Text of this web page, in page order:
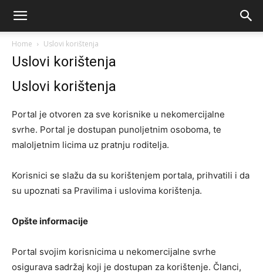
Home Uslovi korištenja
Uslovi korištenja
Uslovi korištenja
Portal je otvoren za sve korisnike u nekomercijalne
svrhe. Portal je dostupan punoljetnim osoboma, te
maloljetnim licima uz pratnju roditelja.
Korisnici se slažu da su korištenjem portala, prihvatili i da
su upoznati sa Pravilima i uslovima korištenja.
Opšte informacije
Portal svojim korisnicima u nekomercijalne svrhe
osigurava sadržaj koji je dostupan za korištenje. Članci,